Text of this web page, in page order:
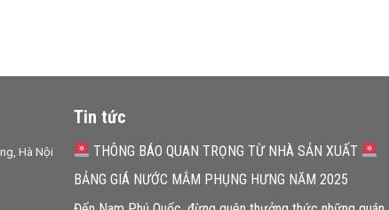
Hà Nội
Tin tức
THÔNG BÁO QUAN TRỌNG TỪ NHÀ SẢN XUẤT
BẢNG GIÁ NƯỚC MẮM PHỤNG HƯNG NĂM 2025